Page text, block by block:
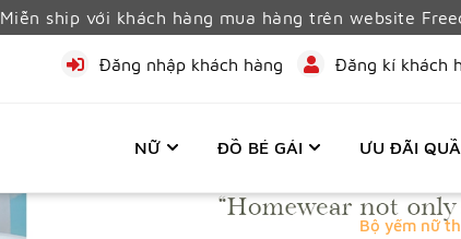
Miễn ship với khách hàng mua hàng trên website
Đăng nhập khách hàng Đăng kí khách
NỮ ĐỒ BÉ GÁI ƯU ĐÃI
Bộ yếm nữ